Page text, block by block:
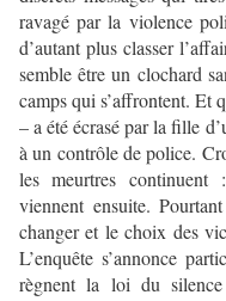
ravagé par la violence
d’autant plus classer
semble être un clochard
camps qui s’affrontent. Et
– a été écrasé par la fille
à un contrôle de police.
les meurtres continuent
viennent ensuite.
changer et le choix des
L’enquête s’annonce
règnent la loi du